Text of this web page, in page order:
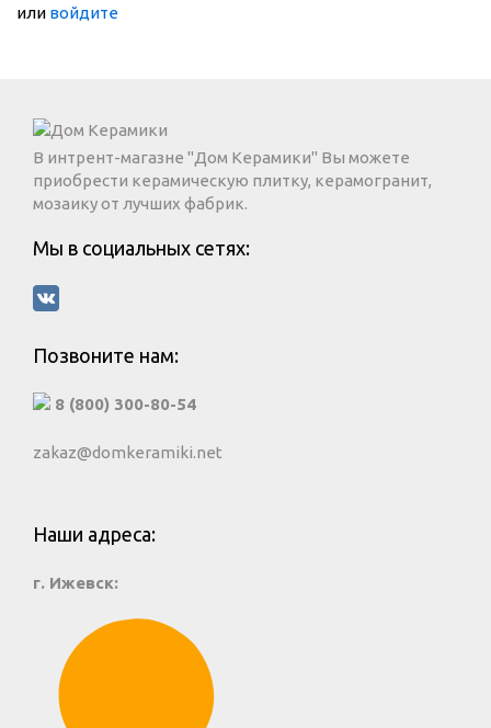
или войдите
В интрент-магазне "Дом Керамики" Вы можете
приобрести керамическую плитку, керамогранит,
мозаику от лучших фабрик.
Мы в социальных сетях:
Позвоните нам:
8 (800) 300-80-54
zakaz@domkeramiki.net
Наши адреса:
г. Ижевск: